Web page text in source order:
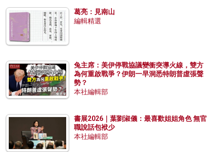
葛亮：見南山
編輯精選
兔主席：美伊停戰協議變衝突導火線，雙方
為何重啟戰爭？伊朗一早洞悉特朗普虛張聲
勢？
本社編輯部
書展2026｜葉劉淑儀：最喜歡姐姐角色 無官
職說話包袱少
本社編輯部